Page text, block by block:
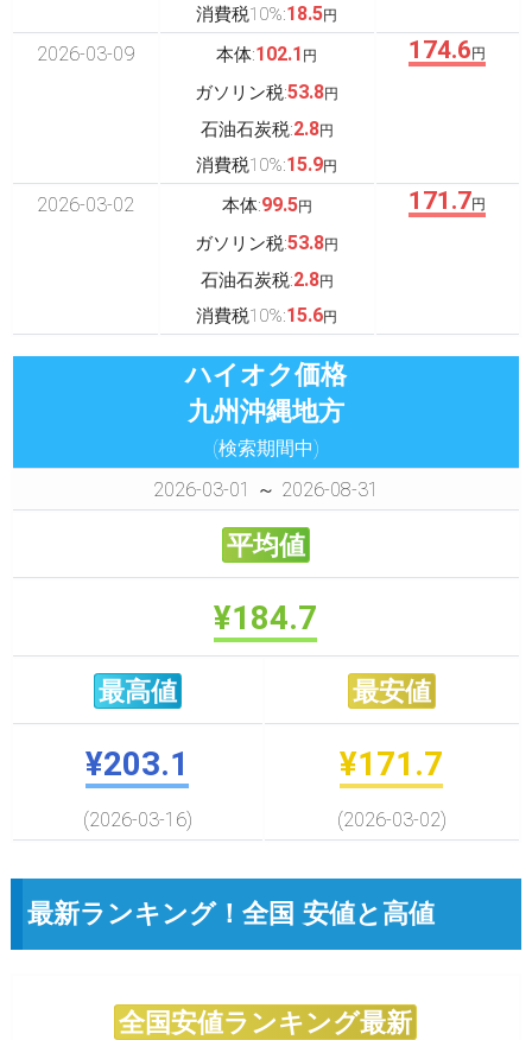
消費税10%:18.5円
2026-03-09 本体:102.1 円
ガソリン税:53.8円
石油石炭税:2.8円
消費税10%:15.9円
174.6 円
2026-03-02 本体:99.5円
ガソリン税:53.8円
石油石炭税:2.8円
消費税10%:15.6円
171.7円
ハイオク価格
九州沖縄地方
(検索期間中)
2026-03-01 ～ 2026-08-31
平均値
¥184.7
最高値 最安値
¥203.1
(2026-03-16)
¥171.7
(2026-03-02)
最新ランキング！全国 安値と高値
全国安値ランキング最新